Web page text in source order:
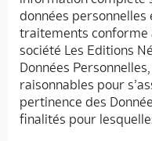
données
traitements conforme
société Les Editions
Données
raisonnables pour
pertinence des
finalités pour